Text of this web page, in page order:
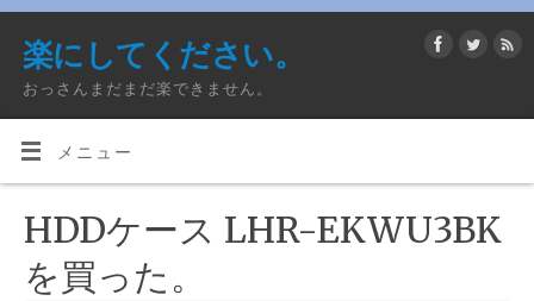
楽にしてください。
おっさんまだまだ楽できません。
メニュー
HDDケース LHR-EKWU3BK
を買った。